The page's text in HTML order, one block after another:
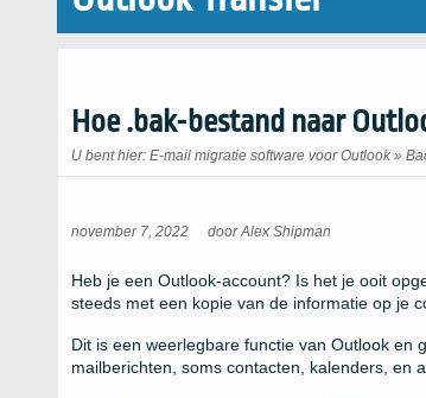
Hoe .bak-bestand naar
U bent hier: E-mail migratie software voor Outlook »
november 7, 2022 doorAlex Shipman
Heb je een Outlook-account? Is het je ooit
steeds met een kopie van de informatie op je
Dit is een weerlegbare functie van Outlook en
mailberichten, soms contacten, kalenders, en